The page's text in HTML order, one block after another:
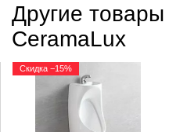
Другие товары
CeramaLux
Скидка −15%